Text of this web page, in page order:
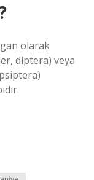
olarak
diptera) veya